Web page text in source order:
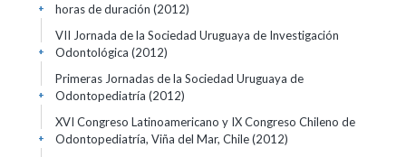
horas de duración (2012)
+
VII Jornada de la Sociedad Uruguaya de Investigación
Odontológica (2012)
+
Primeras Jornadas de la Sociedad Uruguaya de
Odontopediatría (2012)
+
XVI Congreso Latinoamericano y IX Congreso Chileno de
Odontopediatría, Viña del Mar, Chile(2012)
+